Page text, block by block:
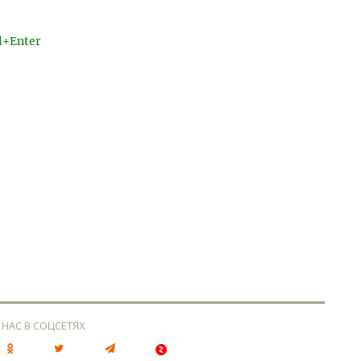
В СОЦСЕТЯХ